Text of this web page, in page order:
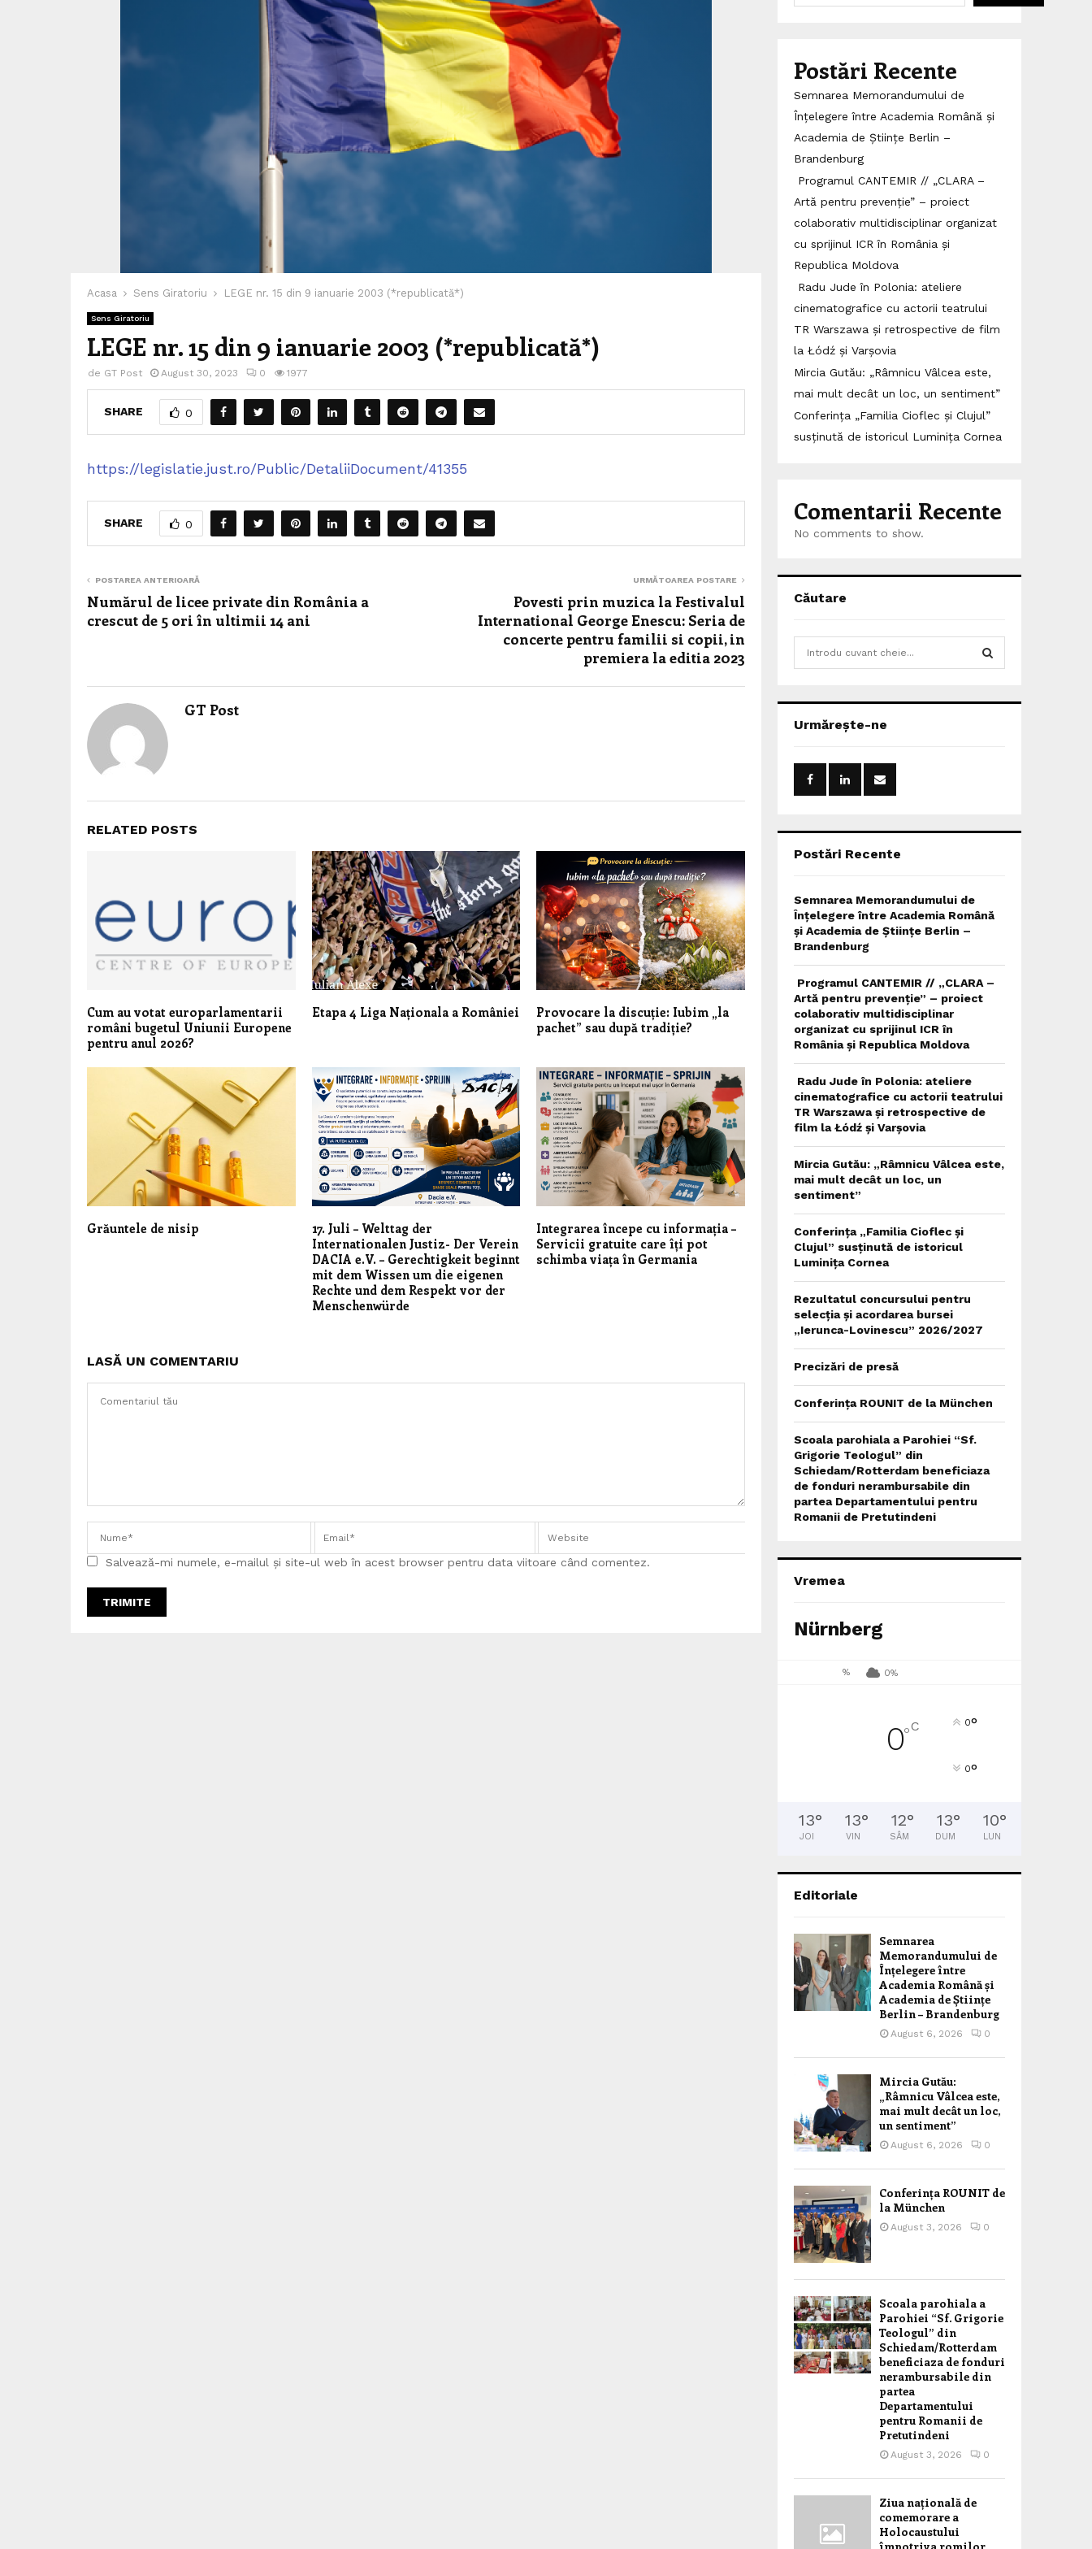
Acasa Sens Giratoriu LEGE nr. 15 din 9 ianuarie 2003 (*republicată*)
Sens Giratoriu
LEGE nr. 15 din 9 ianuarie 2003 (*republicată*)
de GT Post August 30, 2023 0 1977
SHARE 0
https://legislatie.just.ro/Public/DetaliiDocument/41355
SHARE 0
POSTAREA ANTERIOARĂ
Numărul de licee private din România a
crescut de 5 ori în ultimii 14 ani
URMĂTOAREA POSTARE
Povesti prin muzica la Festivalul
International George Enescu: Seria de
concerte pentru familii si copii, in
premiera la editia 2023
GT Post
RELATED POSTS
Cum au votat europarlamentarii
români bugetul Uniunii Europene
pentru anul 2026?
Etapa 4 Liga Naționala a României
Provocare la discuție: Iubim „la
pachet” sau după tradiție?
Grăuntele de nisip
17. Juli – Welttag der
Internationalen Justiz- Der Verein
DACIA e.V. – Gerechtigkeit beginnt
mit dem Wissen um die eigenen
Rechte und dem Respekt vor der
Menschenwürde
Integrarea începe cu informația –
Servicii gratuite care îți pot
schimba viața în Germania
LASĂ UN COMENTARIU
Salvează-mi numele, e-mailul și site-ul web în acest browser pentru data viitoare când comentez.
Postări Recente
Semnarea Memorandumului de
Înțelegere între Academia Română și
Academia de Științe Berlin –
Brandenburg
Programul CANTEMIR // „CLARA –
Artă pentru prevenție” – proiect
colaborativ multidisciplinar organizat
cu sprijinul ICR în România și
Republica Moldova
Radu Jude în Polonia: ateliere
cinematografice cu actorii teatrului
TR Warszawa și retrospective de film
la Łódź și Varșovia
Mircia Gutău: „Râmnicu Vâlcea este,
mai mult decât un loc, un sentiment”
Conferința „Familia Cioflec și Clujul”
susținută de istoricul Luminița Cornea
Comentarii Recente
No comments to show.
Căutare
h
o
:
Urmărește-ne
Postări Recente
Semnarea Memorandumului de
Înțelegere între Academia Română
și Academia de Științe Berlin –
Brandenburg
Programul CANTEMIR // „CLARA –
Artă pentru prevenție” – proiect
colaborativ multidisciplinar
organizat cu sprijinul ICR în
România și Republica Moldova
Radu Jude în Polonia: ateliere
cinematografice cu actorii teatrului
TR Warszawa și retrospective de
film la Łódź și Varșovia
Mircia Gutău: „Râmnicu Vâlcea este,
mai mult decât un loc, un
sentiment”
Conferința „Familia Cioflec și
Clujul” susținută de istoricul
Luminița Cornea
Rezultatul concursului pentru
selecția și acordarea bursei
„Ierunca-Lovinescu” 2026/2027
Precizări de presă
Conferința ROUNIT de la München
Scoala parohiala a Parohiei “Sf.
Grigorie Teologul” din
Schiedam/Rotterdam beneficiaza
de fonduri nerambursabile din
partea Departamentului pentru
Romanii de Pretutindeni
Vremea
Nürnberg
% 0%
0°C 0°
0°
13°
JOI
13°
VIN
12°
SÂM
13°
DUM
10°
LUN
Editoriale
Semnarea
Memorandumului de
Înțelegere între
Academia Română și
Academia de Științe
Berlin – Brandenburg
August 6, 2026 0
Mircia Gutău:
„Râmnicu Vâlcea este,
mai mult decât un loc,
un sentiment”
August 6, 2026 0
Conferința ROUNIT de
la München
August 3, 2026 0
Scoala parohiala a
Parohiei “Sf. Grigorie
Teologul” din
Schiedam/Rotterdam
beneficiaza de fonduri
nerambursabile din
partea
Departamentului
pentru Romanii de
Pretutindeni
August 3, 2026 0
Ziua națională de
comemorare a
Holocaustului